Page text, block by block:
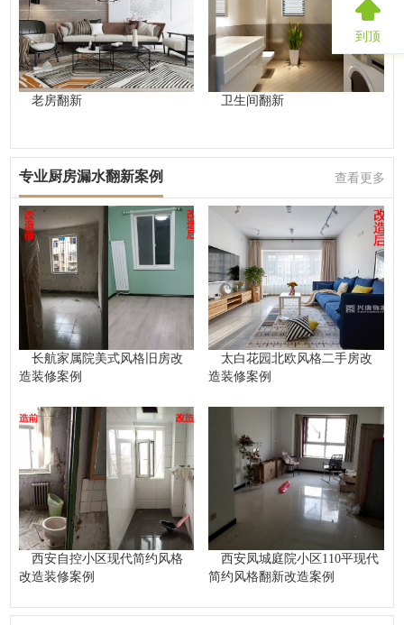
老房翻新 卫生间翻新
专业厨房漏水翻新案例 查看更多
长航家属院美式风格旧房改
造装修案例
太白花园北欧风格二手房改
造装修案例
西安自控小区现代简约风格
改造装修案例
西安凤城庭院小区110平现代
简约风格翻新改造案例
到顶